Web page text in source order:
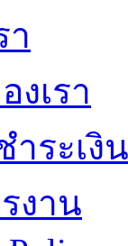
า
งเรา
ำระเงิน
งาน